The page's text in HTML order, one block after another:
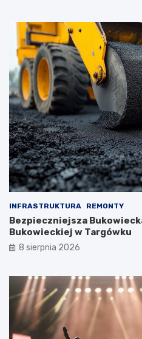
INFRASTRUKTURA REMONTY
Bezpieczniejsza
Bukowieckiej w Targówku
8 sierpnia 2026